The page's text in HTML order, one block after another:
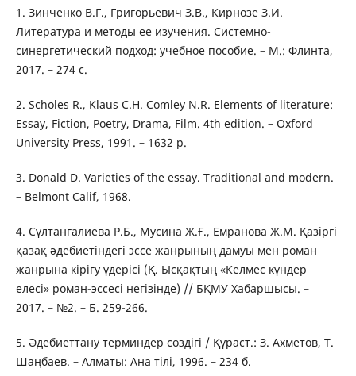
1. Зинченко В.Г., Григорьевич З.В., Кирнозе З.И.
Литература и методы ее изучения. Системно-
синергетический подход: учебное пособие. – М.: Флинта,
2017. – 274 с.
2. Scholes R., Klaus C.H. Comley N.R. Elements of literature:
Essay, Fiction, Poetry, Drama, Film. 4th edition. – Oxford
University Press, 1991. – 1632 p.
3. Donald D. Varieties of the essay. Traditional and modern.
– Belmont Calif, 1968.
4. Сұлтанғалиева Р.Б., Мусина Ж.Ғ., Емранова Ж.М. Қазіргі
қазақ әдебиетіндегі эссе жанрының дамуы мен роман
жанрына кірігу үдерісі (Қ. Ысқақтың «Келмес күндер
елесі» роман-эссесі негізінде) // БҚМУ Хабаршысы. –
2017. – №2. – Б. 259-266.
5. Әдебиеттану терминдер сөздігі / Құраст.: З. Ахметов, Т.
Шаңбаев. – Алматы: Ана тілі, 1996. – 234 б.